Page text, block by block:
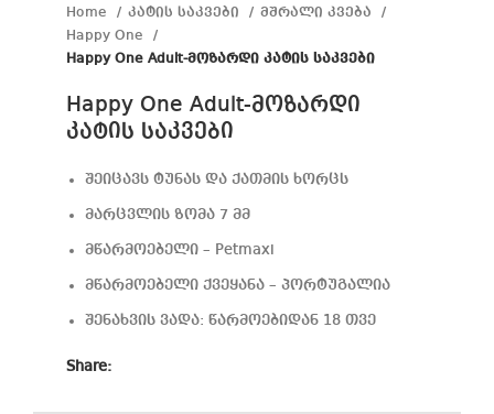
Home კატის საკვები
მშრალი კვება
Happy One
Happy One Adult-მოზარდი კატის საკვები
Happy One Adult-მოზარდი
კატის საკვები
შეიცავს ტუნას და ქათმის ხორცს
მარცვლის ზომა 7 მმ
მწარმოებელი – Petmaxi
მწარმოებელი ქვეყანა – პორტუგალია
შენახვის ვადა: წარმოებიდან 18 თვე
Share: